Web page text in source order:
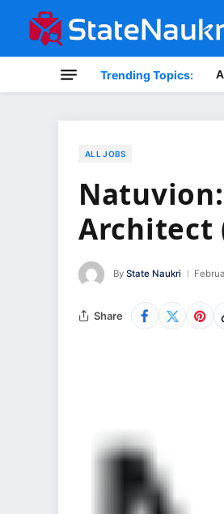
Trending Topics:
ALL JOBS
Architect
By State Naukri
Share